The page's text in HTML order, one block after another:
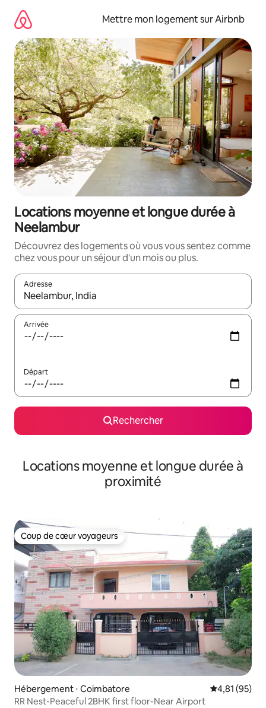
directement
contenu
Mettre mon logement sur Airbnb
Locations moyenne et longue durée à
Neelambur
Découvrez des logements où vous vous sentez comme
chez vous pour un séjour d'un mois ou plus.
Adresse
Lorsque les résultats s'affichent, utilisez les flèches vers le
Arrivée
Départ
Rechercher
Locations moyenne et longue durée à
proximité
Coup de cœur voyageurs
Coup de cœur voyageurs
Hébergement ⋅ Coimbatore Évaluation
4,81 (95)
RR Nest-Peaceful 2BHK first floor-Near Airport